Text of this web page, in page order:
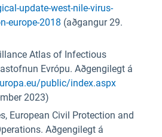
update-west-nile-virus-
europe-2018 (aðgangur 29.
Atlas of Infectious
Evrópu. Aðgengilegt á
public/index.aspx
2023)
European Civil Protection and
Aðgengilegt á